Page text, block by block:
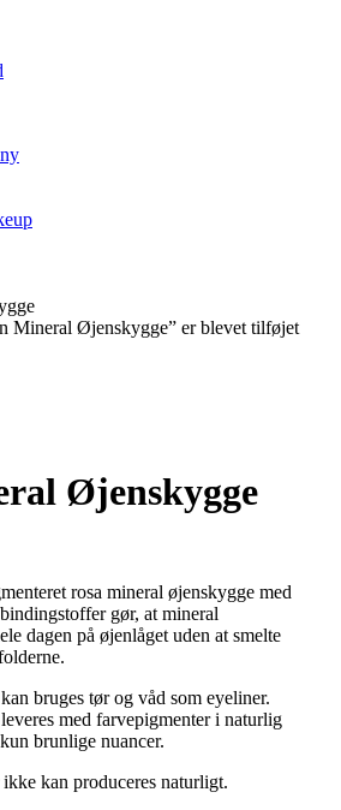
Mineral Øjenskygge” er blevet tilføjet
Øjenskygge
rosa mineral øjenskygge med
gør, at mineral
dagen på øjenlåget uden at smelte
bruges tør og våd som eyeliner.
med farvepigmenter i naturlig
brunlige nuancer.
kan produceres naturligt.